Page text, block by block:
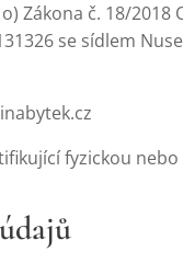
Zákona č. 18/
se sídlem
fyzickou